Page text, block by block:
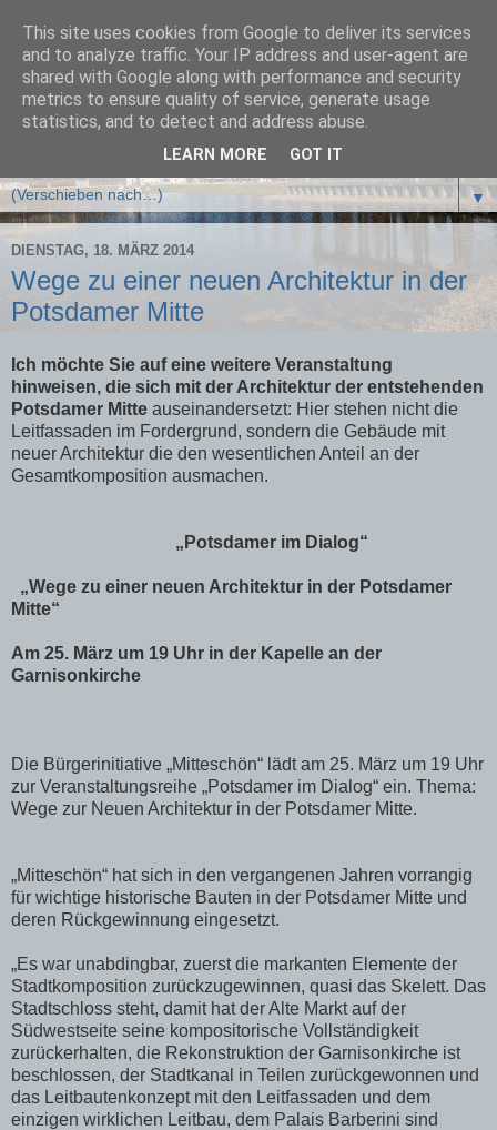
Rettet den Lustgarten
Bürgerinitiative Lustgarten in Potsdam
▼
DIENSTAG, 18. MÄRZ 2014
Wege zu einer neuen Architektur in der
Potsdamer Mitte
Ich möchte Sie auf eine weitere Veranstaltung
hinweisen, die sich mit der Architektur der entstehenden
Potsdamer Mitte auseinandersetzt: Hier stehen nicht die
Leitfassaden im Fordergrund, sondern die Gebäude mit
neuer Architektur die den wesentlichen Anteil an der
Gesamtkomposition ausmachen.
„Potsdamer im Dialog“
„Wege zu einer neuen Architektur in der Potsdamer
Mitte“
Am 25. März um 19 Uhr in der Kapelle an der
Garnisonkirche
Die Bürgerinitiative „Mitteschön“ lädt am 25. März um 19 Uhr
zur Veranstaltungsreihe „Potsdamer im Dialog“ ein. Thema:
Wege zur Neuen Architektur in der Potsdamer Mitte.
„Mitteschön“ hat sich in den vergangenen Jahren vorrangig
für wichtige historische Bauten in der Potsdamer Mitte und
deren Rückgewinnung eingesetzt.
„Es war unabdingbar, zuerst die markanten Elemente der
Stadtkomposition zurückzugewinnen, quasi das Skelett. Das
Stadtschloss steht, damit hat der Alte Markt auf der
Südwestseite seine kompositorische Vollständigkeit
zurückerhalten, die Rekonstruktion der Garnisonkirche ist
beschlossen, der Stadtkanal in Teilen zurückgewonnen und
das Leitbautenkonzept mit den Leitfassaden und dem
einzigen wirklichen Leitbau, dem Palais Barberini sind
This site uses cookies from Google to deliver its services
and to analyze traffic. Your IP address and user-agent are
shared with Google along with performance and security
metrics to ensure quality of service, generate usage
statistics, and to detect and address abuse.
LEARN MORE GOT IT